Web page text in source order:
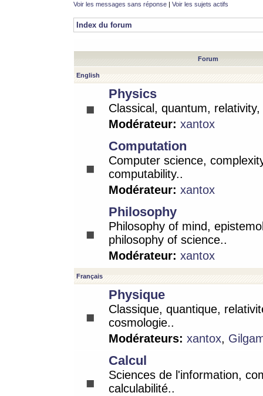
Voir les messages sans réponse | Voir les sujets actifs
Index du forum
Forum
English
Physics
Classical, quantum,
Modérateur: xantox
Computation
Computer science,
computability..
Modérateur: xantox
Philosophy
Philosophy of mind,
philosophy of science..
Modérateur: xantox
Français
Physique
Classique, quantique,
cosmologie..
Modérateurs: xantox,
Calcul
Sciences de l'information,
calculabilité..